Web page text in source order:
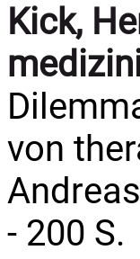
Kick,
von
- 200 S.